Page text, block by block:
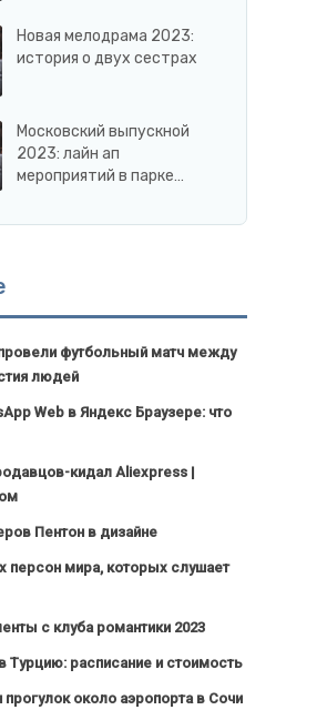
Новая мелодрама 2023:
история о двух сестрах
Московский выпускной
2023: лайн ап
мероприятий в парке…
футбольный матч между
людей
Web в Яндекс Браузере: что
кидал Aliexpress |
Пентон в дизайне
персон мира, которых слушает
с клуба романтики 2023
Турцию: расписание и стоимость
около аэропорта в Сочи